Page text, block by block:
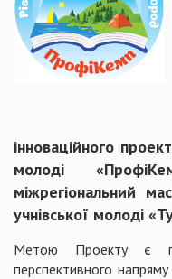
інноваційного
молоді
міжрегіональний
учнівської молоді
Метою Проекту є
перспективного